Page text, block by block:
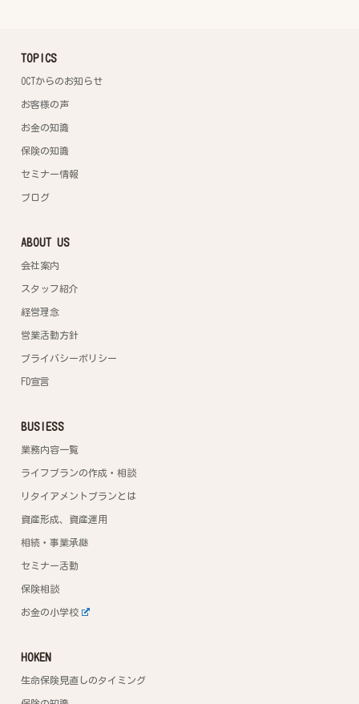
TOPICS
OCTからのお知らせ
お客様の声
お金の知識
保険の知識
セミナー情報
ブログ
ABOUT US
会社案内
スタッフ紹介
経営理念
営業活動方針
プライバシーポリシー
FD宣言
BUSIESS
業務内容一覧
ライフプランの作成・相談
リタイアメントプランとは
資産形成、資産運用
相続・事業承継
セミナー活動
保険相談
お金の小学校
HOKEN
生命保険見直しのタイミング